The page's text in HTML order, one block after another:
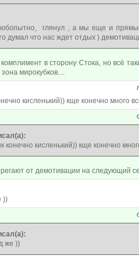
глянул , а мы еще и прямые
думал что нас ждет отдых )
в сторону Стока, но всё
мирокубков....
кисленький)) кще конечно много
конечно кисленький)) кще конечно
от демотивации на следующий
))
же ))